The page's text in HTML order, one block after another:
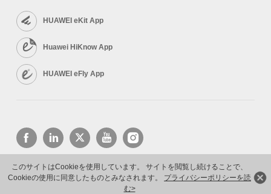
このサイトはCookieを使用しています。 サイトを閲覧し続けることで、
Cookieの使用に同意したものとみなされます。 プライバシーポリシーを読
む>
HUAWEI eKit App
Huawei HiKnow App
HUAWEI eFly App
Copyright © 2026 Huawei Technologies Co., Ltd. All rights reserved.
プライバシーポリシー